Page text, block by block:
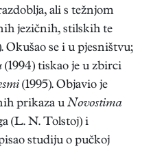
ali s težnjom
jezičnih, stilskih te
Okušao se i u pjesništvu;
(1994) tiskao je u zbirci
(1995). Objavio je
prikaza u Novostima
(L. N. Tolstoj) i
studiju o pučkoj